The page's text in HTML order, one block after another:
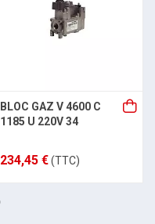
BLOC GAZ V 4600 C
1185 U 220V 34
234,45 €(TTC)